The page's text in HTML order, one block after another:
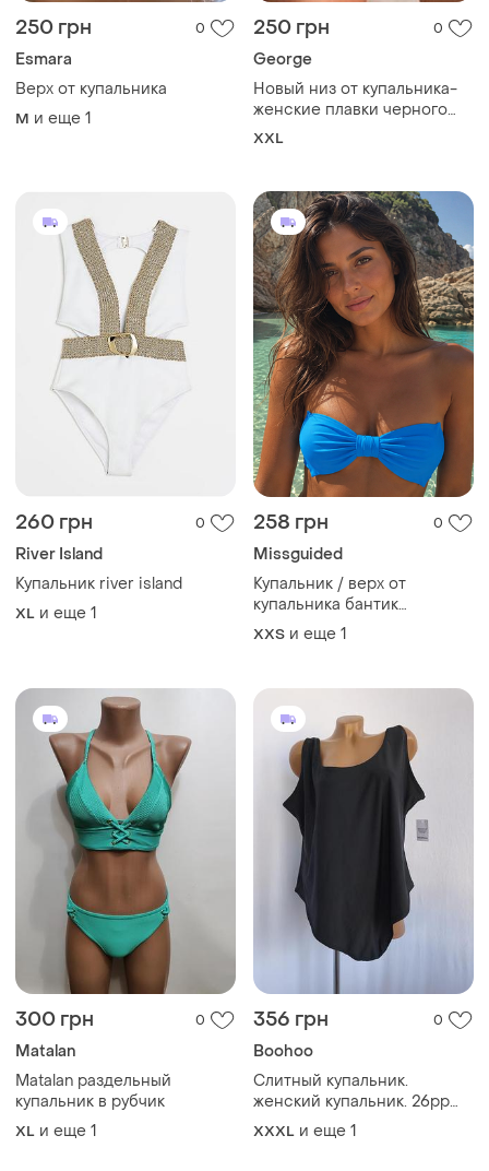
250 грн 0
Esmara
Верх от купальника
M и еще 1
250 грн 0
George
Новый низ от купальника-
женские плавки черного
цвета из эластичной
бренда george, 16/44/2
xl/52.
XXL
260 грн 0
River Island
Купальник river island
XL и еще 1
258 грн 0
Missguided
Купальник / верх от
купальника бантик
missguided голубого цвета
made in uk, оригинал
XХS и еще 1
300 грн 0
Мatalan
Matalan раздельный
купальник в рубчик
XL и еще 1
356 грн 0
Boohoo
Слитный купальник.
женский купальник. 26рр
пог 60 см
XXXL и еще 1